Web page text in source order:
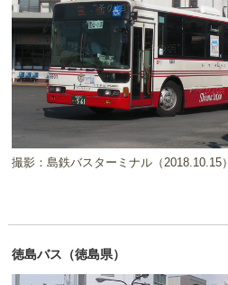
撮影：島鉄バスターミナル（2018.10.15）
徳島バス（徳島県）